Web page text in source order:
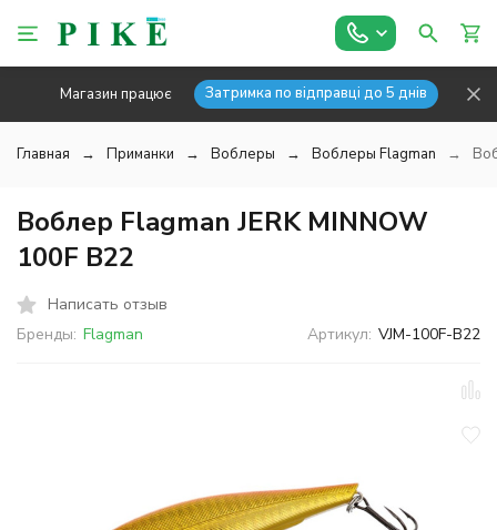
Магазин працює Затримка по відправці до 5 днів
Главная Приманки Воблеры Воблеры Flagman
Воблер Flagman JERK MINNOW
100F B22
Написать отзыв
Бренды: Flagman Артикул: VJM-100F-B22